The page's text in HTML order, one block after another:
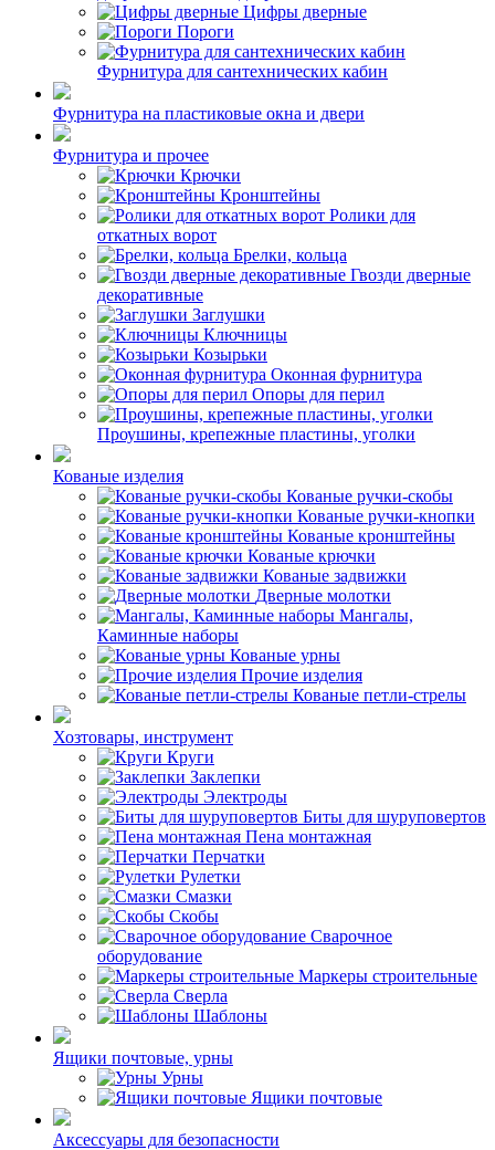
Цифры дверные
Пороги
Фурнитура для сантехнических кабин
Фурнитура на пластиковые окна и двери
Фурнитура и прочее
Крючки
Кронштейны
Ролики для
откатных ворот
Брелки, кольца
Гвозди дверные
декоративные
Заглушки
Ключницы
Козырьки
Оконная фурнитура
Опоры для перил
Проушины, крепежные пластины, уголки
Кованые изделия
Кованые ручки-скобы
Кованые ручки-кнопки
Кованые кронштейны
Кованые крючки
Кованые задвижки
Дверные молотки
Мангалы,
Каминные наборы
Кованые урны
Прочие изделия
Кованые петли-стрелы
Хозтовары, инструмент
Круги
Заклепки
Электроды
Биты для шуруповертов
Пена монтажная
Перчатки
Рулетки
Смазки
Скобы
Сварочное
оборудование
Маркеры строительные
Сверла
Шаблоны
Ящики почтовые, урны
Урны
Ящики почтовые
Аксессуары для безопасности